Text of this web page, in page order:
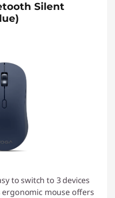
Silent
to switch to 3 devices
ergonomic mouse offers